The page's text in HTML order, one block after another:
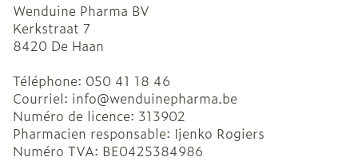
Wenduine Pharma BV
Kerkstraat 7
8420 De Haan
Téléphone: 050 41 18 46
Courriel: info@wenduinepharma.be
Numéro de licence: 313902
Pharmacien responsable: Ijenko Rogiers
Numéro TVA: BE0425384986